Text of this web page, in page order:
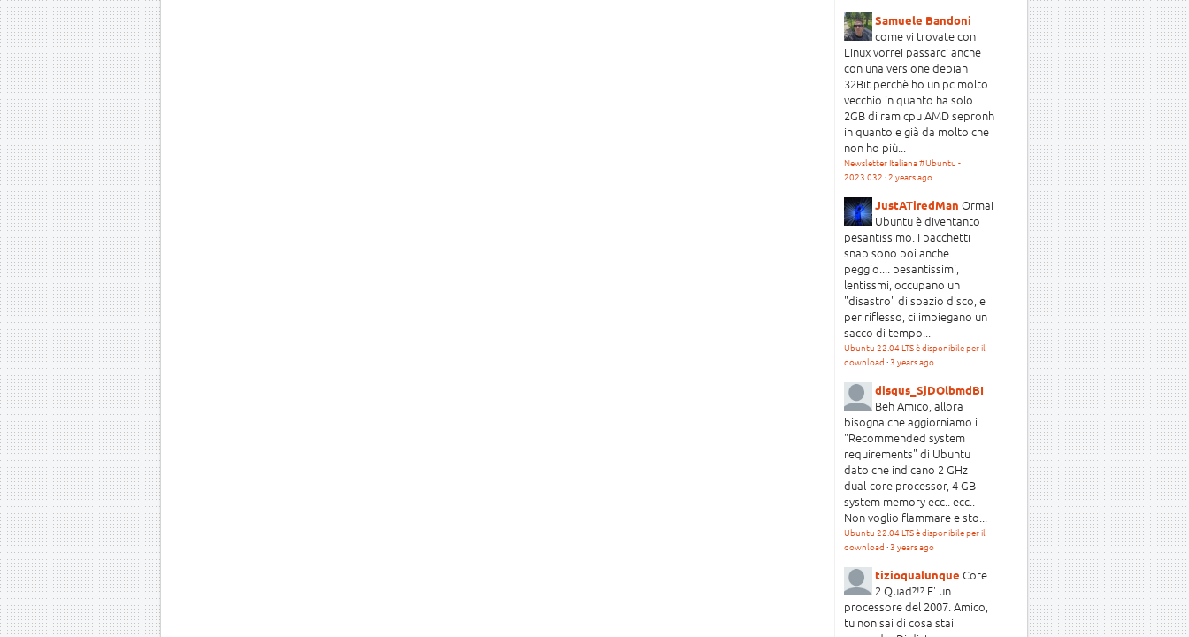
Samuele Bandoni
come vi trovate con
Linux vorrei passarci anche
con una versione debian
32Bit perchè ho un pc molto
vecchio in quanto ha solo
2GB di ram cpu AMD sepronh
in quanto e già da molto che
non ho più...
Newsletter Italiana #Ubuntu -
2023.032 ·2 years ago
JustATiredMan Ormai
Ubuntu è diventanto
pesantissimo. I pacchetti
snap sono poi anche
peggio.... pesantissimi,
lentissmi, occupano un
"disastro" di spazio disco, e
per riflesso, ci impiegano un
sacco di tempo...
Ubuntu 22.04 LTS è disponibile per il
download ·3 years ago
disqus_SjDOlbmdBI
Beh Amico, allora
bisogna che aggiorniamo i
"Recommended system
requirements" di Ubuntu
dato che indicano 2 GHz
dual-core processor, 4 GB
system memory ecc.. ecc..
Non voglio flammare e sto...
Ubuntu 22.04 LTS è disponibile per il
download ·3 years ago
tizioqualunque Core
2 Quad?!? E' un
processore del 2007. Amico,
tu non sai di cosa stai